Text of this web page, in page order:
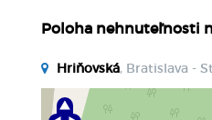
Poloha nehnuteľnosti
Hriňovská, Bratislava -